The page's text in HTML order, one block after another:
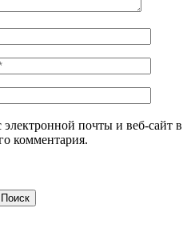
почты и веб-сайт в
комментария.